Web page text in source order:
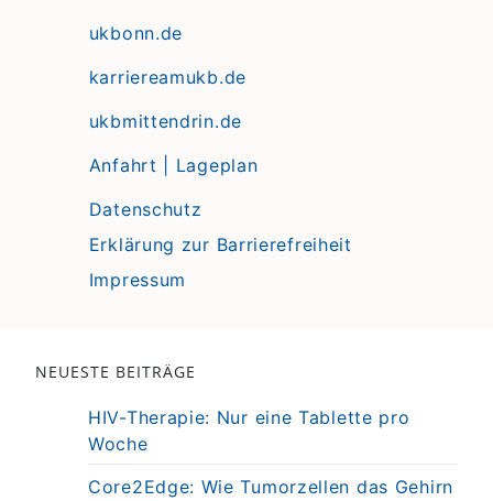
ukbonn.de
karriereamukb.de
ukbmittendrin.de
Anfahrt | Lageplan
Datenschutz
Erklärung zur Barrierefreiheit
Impressum
NEUESTE BEITRÄGE
HIV-Therapie: Nur eine Tablette pro
Woche
Core2Edge: Wie Tumorzellen das Gehirn